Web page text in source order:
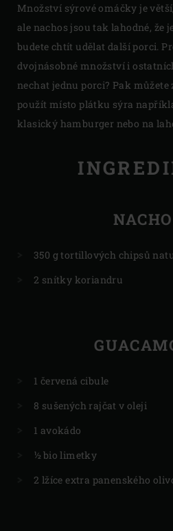
Množství sýrové omáčky je
ale nachos jsou tak lahodné, že
budete chtít udělat další porci.
dvojnásobné množství i
nechat jednu porci? Pak
použít místo plátku sýra
klasický hamburger nebo na
350 g tortillových chipsů
2 snítky koriandru
1 červená cibule
8 sušených rajčat v oleji
1 avokádo
½ bio limetky
2 lžíce extra panenského